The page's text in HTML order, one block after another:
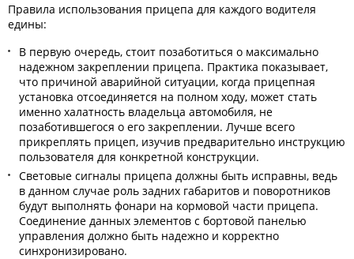
Правила использования прицепа для каждого водителя
едины:
В первую очередь, стоит позаботиться о максимально
надежном закреплении прицепа. Практика показывает,
что причиной аварийной ситуации, когда прицепная
установка отсоединяется на полном ходу, может стать
именно халатность владельца автомобиля, не
позаботившегося о его закреплении. Лучше всего
прикреплять прицеп, изучив предварительно инструкцию
пользователя для конкретной конструкции.
Световые сигналы прицепа должны быть исправны, ведь
в данном случае роль задних габаритов и поворотников
будут выполнять фонари на кормовой части прицепа.
Соединение данных элементов с бортовой панелью
управления должно быть надежно и корректно
синхронизировано.